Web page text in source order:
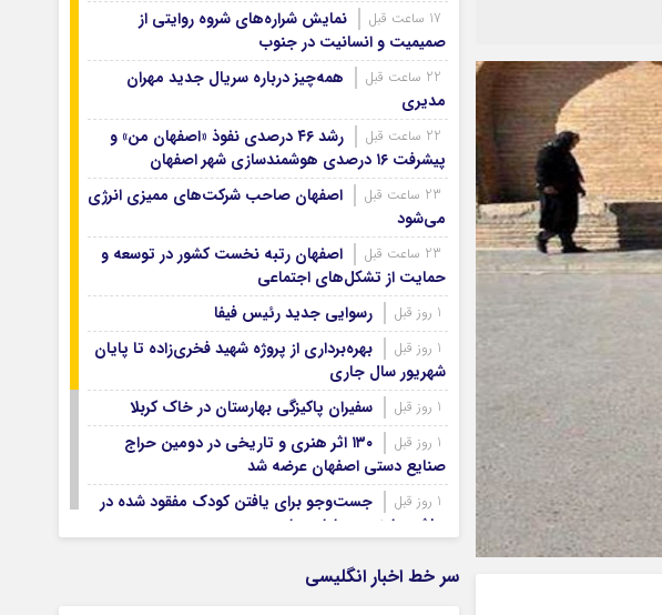
آرشیو ۱۴۰۱
آرشیو ۱۴۰۰
آرشیو ۱۳۹۹
آرشیو ۱۳۹۷
نمایش شراره‌های شروه روایتی از
صمیمیت و انسانیت در جنوب
همه‌چیز درباره سریال جدید مهران
مدیری
رشد ۴۶ درصدی نفوذ «اصفهان من» و
پیشرفت ۱۶ درصدی هوشمندسازی شهر اصفهان
اصفهان صاحب شرکت‌های ممیزی انرژی
می‌شود
اصفهان رتبه نخست کشور در توسعه و
حمایت از تشکل‌های اجتماعی
رسوایی جدید رئیس فیفا
بهره‌برداری از پروژه شهید فخری‌زاده تا پایان
شهریور سال جاری
سفیران پاکیزگی بهارستان در خاک کربلا
۱۳۰ اثر هنری و تاریخی در دومین حراج
صنایع دستی اصفهان عرضه شد
جست‌وجو برای یافتن کودک مفقود شده در
حاشیه زاینده‌رود ادامه دارد
۷۴ هزار زائر اصفهانی اربعین با اتوبوس
بازگشتند
سر خط اخبار انگلیسی